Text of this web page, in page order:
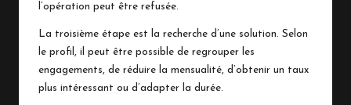
l’opération peut être refusée.
La troisième étape est la recherche d’une solution. Selon
le profil, il peut être possible de regrouper les
engagements, de réduire la mensualité, d’obtenir un taux
plus intéressant ou d’adapter la durée.